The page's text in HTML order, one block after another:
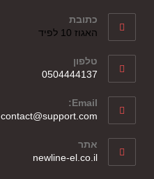
כתובת
האגוז 10 לפיד
טלפון
0504444137
Email:
contact@support.com
אתר
newline-el.co.il